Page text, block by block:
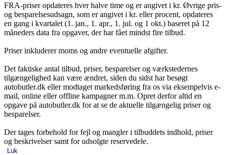
FRA-priser opdateres hver halve time og er angivet i kr. Øvrige pris-
og besparelsesudsagn, som er angivet i kr. eller procent, opdateres
en gang i kvartalet (1. jan., 1. apr., 1. jul. og 1 okt.) baseret på 12
måneders data fra opgaver, der har fået mindst fire tilbud.
Priser inkluderer moms og andre eventuelle afgifter.
Det faktiske antal tilbud, priser, besparelser og værkstedernes
tilgængelighed kan være ændret, siden du sidst har besøgt
autobutler.dk eller modtaget markedsføring fra os via eksempelvis e-
mail, online eller offline kampagner m.m. Opret derfor altid en
opgave på autobutler.dk for at se de aktuelle tilgængelig priser og
besparelser.
Der tages forbehold for fejl og mangler i tilbuddets indhold, priser
og beskrivelser samt for udsolgte reservedele.
Luk